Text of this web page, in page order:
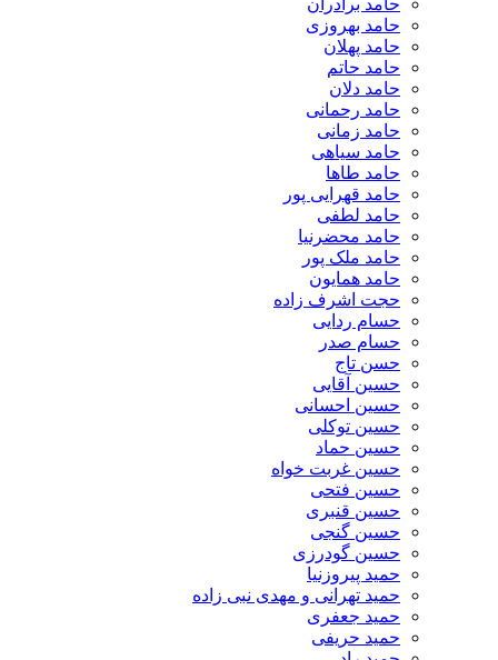
حامد برادران
حامد بهروزی
حامد پهلان
حامد حاتم
حامد دلان
حامد رحمانی
حامد زمانی
حامد سیاهی
حامد طاها
حامد قهرایی پور
حامد لطفی
حامد محضرنیا
حامد ملک پور
حامد همایون
حجت اشرف زاده
حسام ردایی
حسام صدر
حسن تاج
حسین آقایی
حسین احسانی
حسین توکلی
حسین حماد
حسین غربت خواه
حسین فتحی
حسین قنبری
حسین گنجی
حسین گودرزی
حمید پیروزنیا
حمید تهرانی و مهدی نبی زاده
حمید جعفری
حمید حریفی